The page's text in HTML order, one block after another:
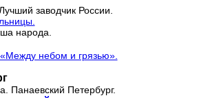
заводчик России.
народа.
небом и грязью».
Панаевский Петербург.